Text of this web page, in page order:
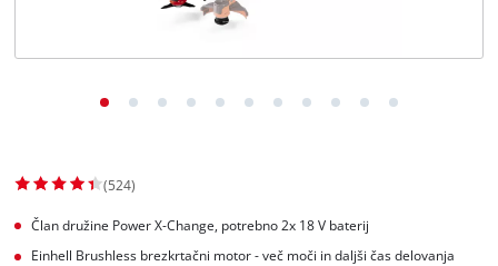
(524)
Član družine Power X-Change, potrebno 2x 18 V baterij
Einhell Brushless brezkrtačni motor - več moči in daljši čas delovanja